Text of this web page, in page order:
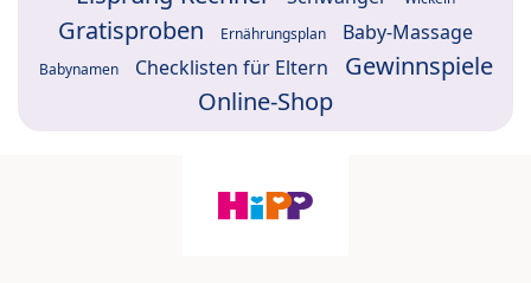
Gratisproben Ernährungsplan Baby-Massage
Babynamen Checklisten für Eltern
Gewinnspiele
Online-Shop